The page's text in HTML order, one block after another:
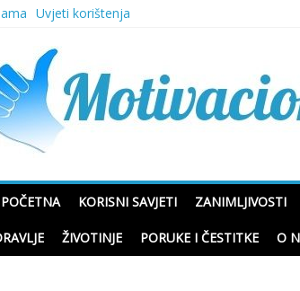
Uvjeti korištenja
Priče
POČETNA KORISNI SAVJETI ZANIMLJIVOSTI
ŽIVOTINJE PORUKE I ČESTITKE O